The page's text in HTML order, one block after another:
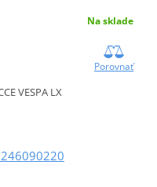
Na sklade
Porovnať
VESPA LX
246090220